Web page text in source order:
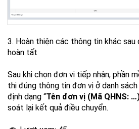
3. Hoàn thiện các thông tin khác sau
hoàn tất
Sau khi chọn đơn vị tiếp nhận, phần
thị đúng thông tin đơn vị ở danh
định dạng “Tên đơn vị (Mã QHNS:
soát lại kết quả điều chuyển.